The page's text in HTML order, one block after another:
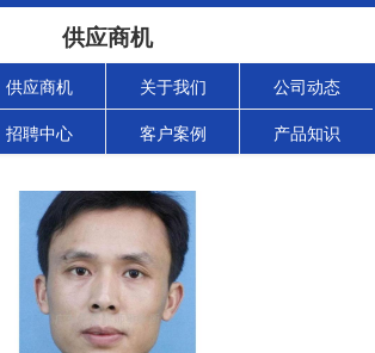
供应商机
供应商机 关于我们 公司动态
招聘中心 客户案例 产品知识